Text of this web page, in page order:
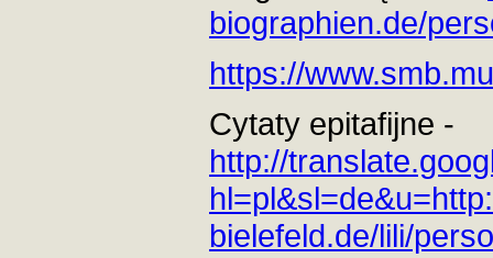
biographien.de/
https://
Cytaty epitafijne -
http://
bielefeld.de/lili/